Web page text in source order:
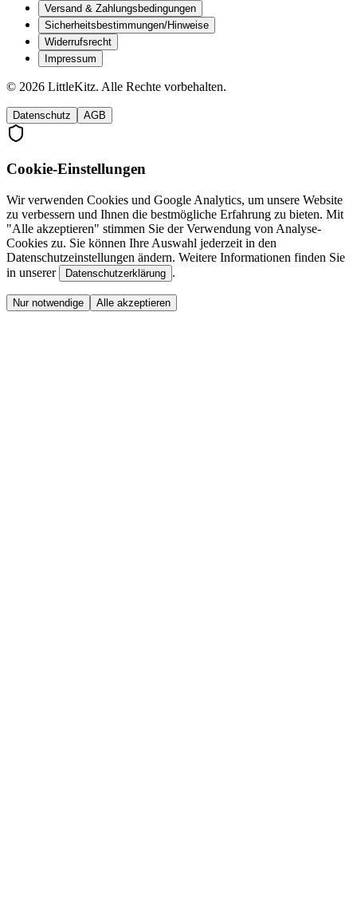
Versand & Zahlungsbedingungen
Sicherheitsbestimmungen/Hinweise
Widerrufsrecht
Impressum
© 2026 LittleKitz. Alle Rechte vorbehalten.
Datenschutz AGB
Cookie-Einstellungen
Wir verwenden Cookies und Google Analytics, um unsere Website
zu verbessern und Ihnen die bestmögliche Erfahrung zu bieten. Mit
"Alle akzeptieren" stimmen Sie der Verwendung von Analyse-
Cookies zu. Sie können Ihre Auswahl jederzeit in den
Datenschutzeinstellungen ändern. Weitere Informationen finden Sie
in unserer
Datenschutzerklärung .
Nur notwendige Alle akzeptieren